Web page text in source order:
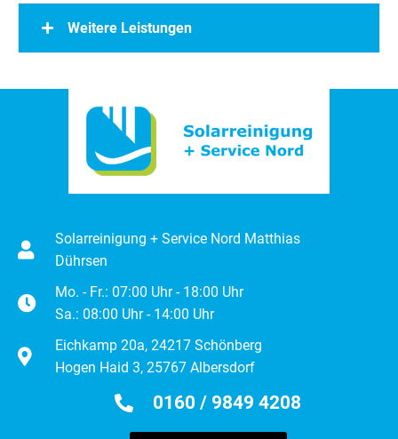
Weitere Leistungen
Solarreinigung + Service Nord Matthias
Dührsen
Mo. - Fr.: 07:00 Uhr - 18:00 Uhr
Sa.: 08:00 Uhr - 14:00 Uhr
Eichkamp 20a, 24217 Schönberg
Hogen Haid 3, 25767 Albersdorf
0160 / 9849 4208